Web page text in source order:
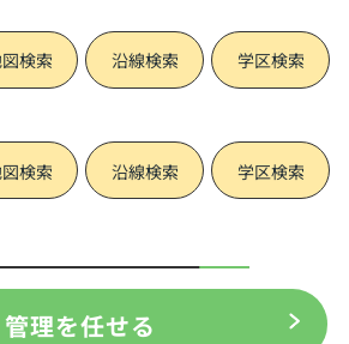
検索 沿線検索 学区検索
検索 沿線検索 学区検索
管理を任せる